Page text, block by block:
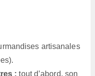
artisanales
: tout d’abord, son